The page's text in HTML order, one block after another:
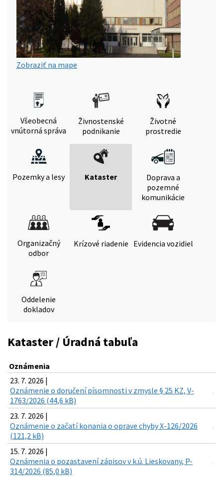
Zobraziť na mape
Všeobecná
vnútorná správa
Živnostenské
podnikanie
Životné
prostredie
Pozemky a lesy Kataster
Doprava a
pozemné
komunikácie
Organizačný
odbor
Krízové riadenie Evidencia vozidiel
Oddelenie
dokladov
Kataster / Úradná tabuľa
Oznámenia
23. 7. 2026 |
Oznámenie o doručení písomnosti v zmysle § 25 KZ, V-
1763/2026 (44,6 kB)
23. 7. 2026 |
Oznámenie o začatí konania o oprave chyby X-126/2026
(121,2 kB)
15. 7. 2026 |
Oznámenia o pozastavení zápisov v k.ú. Lieskovany, P-
314/2026 (85,0 kB)